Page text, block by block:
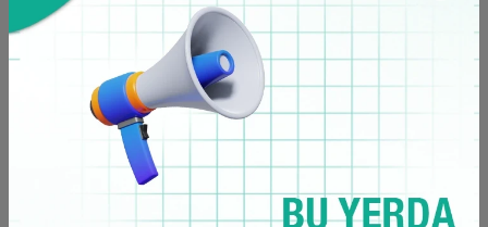
Фойдали Барчаси